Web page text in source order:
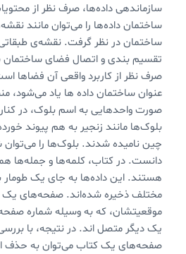
سازماندهی داده‌ها، صرف نظر از
ساختمان داده‌ها را می‌توان مانند
ساختمان در نظر گرفت. نقشه‌ی
تقسیم بندی و اتصال فضای ساختمان با
صرف نظر از کاربرد واقعی آن فضاها
عنوان ساختمان داده ها یاد می‌شود،
صورت واحدهایی به اسم بلوک، در کنار
بلوک‌ها مانند زنجیر به هم پیوند
چین نامیده شدند. بلوک‌ها را
دانست. در کتاب، کلمه‌ها و جمله‌ها
هستند. این داده‌ها به جای یک
مختلف ذخیره شده‌اند. صفحه‌های یک
موقعیتشان، که به وسیله شماره
یک دیگر متصل اند. در نتیجه، با
صفحه‌های یک کتاب می‌توان به حذف